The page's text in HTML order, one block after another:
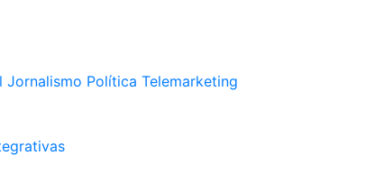
Jornalismo Política Telemarketing